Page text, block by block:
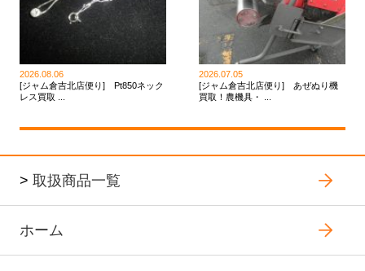
2026.08.06
[ジャム倉吉北店便り] Pt850ネック
レス買取 ...
2026.07.05
[ジャム倉吉北店便り] あぜぬり機
買取！農機具・ ...
> 取扱商品一覧
ホーム